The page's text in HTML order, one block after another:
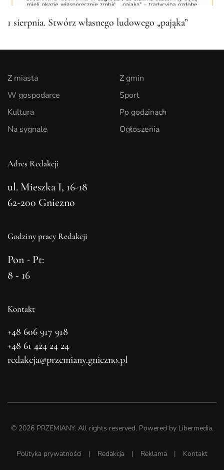
1 sierpnia. Stwórz własnego ludowego „pająka”
Z miasta
W gospodarce
Kultura
Na sygnale
Z gmin
Sport
Po godzinach
Ogłoszenia
Adres Redakcji
ul. Mieszka I, 16-18
62-200 Gniezno
Godziny pracy Redakcji
Pon - Pt:
8 - 16
Kontakt
+48 606 917 918
+48 61 424 24 24
redakcja@przemiany.gniezno.pl
© 2026PRZEMIANY. All rights reserved. Powered by Libermedia.
Polityka prywatności | Redakcja | Reklama | Kontakt